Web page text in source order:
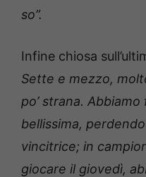
so”.
Infine chiosa
Sette e mezzo,
po’ strana.
bellissima,
vincitrice; in
giocare il giovedì,